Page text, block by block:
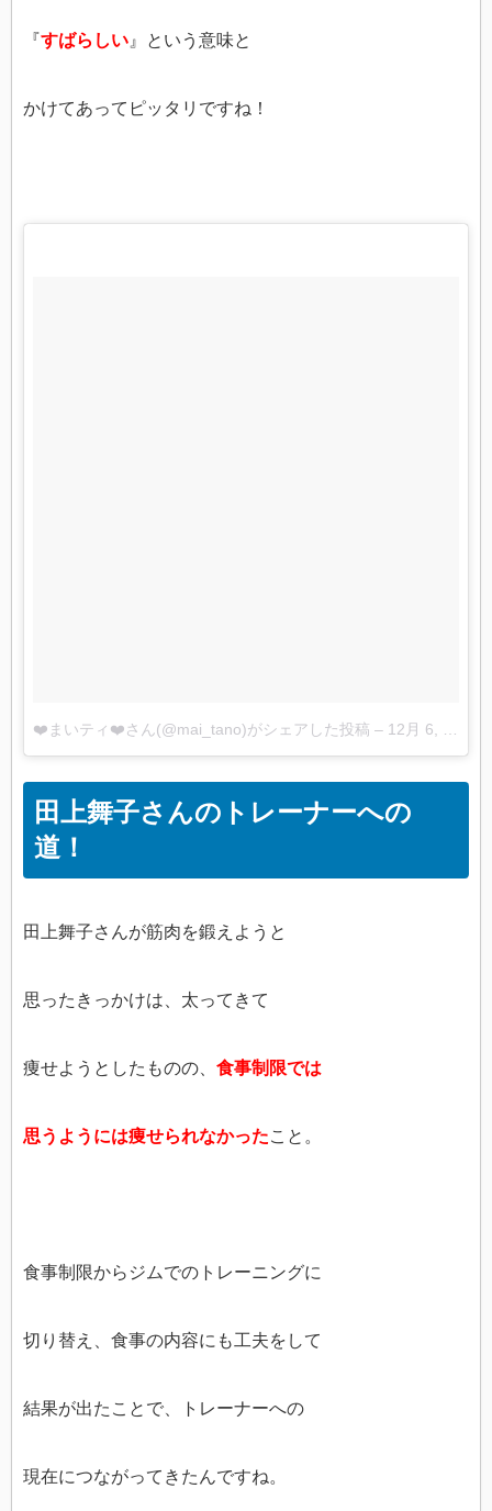
『すばらしい 』という意味と
かけてあってピッタリですね！
❤️まいティ❤️さん(@mai_tano)がシェアした投稿 – 12月 6, 2017 at 5:42午後 PST
田上舞子さんのトレーナーへの
道！
田上舞子さんが筋肉を鍛えようと
思ったきっかけは、太ってきて
痩せようとしたものの、 食事制限では
思うようには痩せられなかったこと。
食事制限からジムでのトレーニングに
切り替え、食事の内容にも工夫をして
結果が出たことで、トレーナーへの
現在につながってきたんですね。